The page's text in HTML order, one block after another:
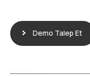
Demo Talep Et